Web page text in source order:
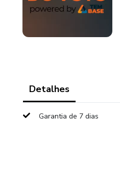
Detalhes
Garantia de 7 dias